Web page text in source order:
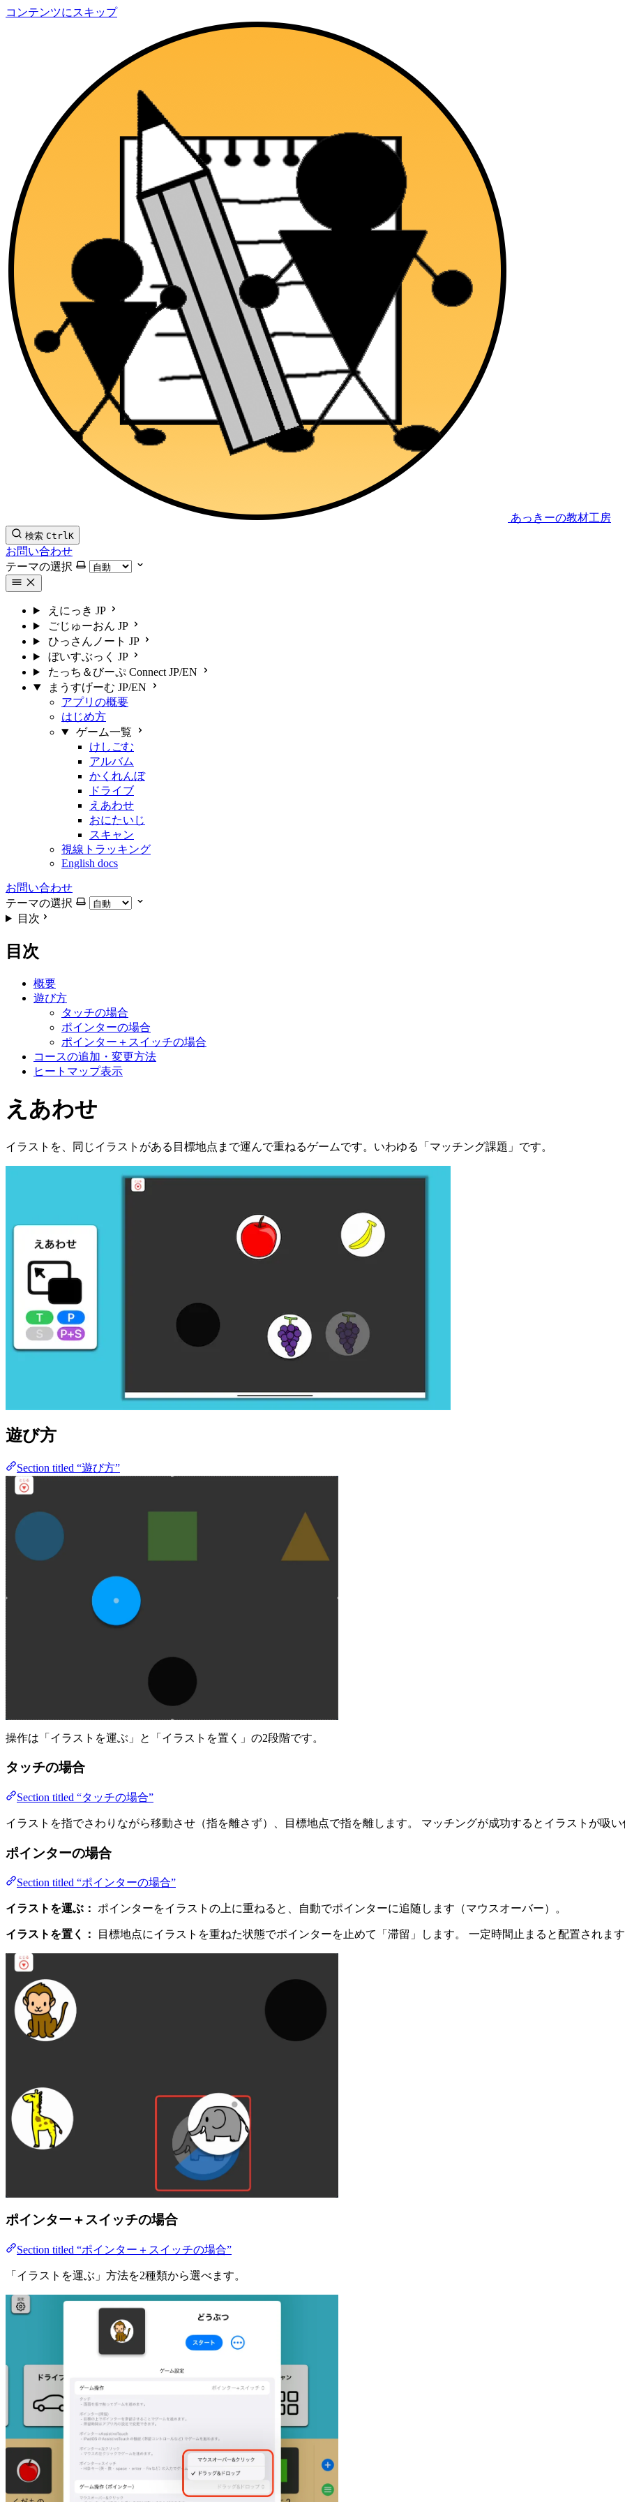
コンテンツにスキップ
あっきーの教材工房
検索 CtrlK
お問い合わせ
テーマの選択
えにっき JP
ごじゅーおん JP
ひっさんノート JP
ぼいすぶっく JP
たっち＆びーぷ Connect JP/EN
まうすげーむ JP/EN
アプリの概要
はじめ方
ゲーム一覧
けしごむ
アルバム
かくれんぼ
ドライブ
えあわせ
おにたいじ
スキャン
視線トラッキング
English docs
お問い合わせ
テーマの選択
目次
目次
概要
遊び方
タッチの場合
ポインターの場合
ポインター＋スイッチの場合
コースの追加・変更方法
ヒートマップ表示
えあわせ
イラストを、同じイラストがある目標地点まで運んで重ねるゲームです。いわゆる「マッチング課題」です。
遊び方
Section titled “遊び方”
操作は「イラストを運ぶ」と「イラストを置く」の2段階です。
タッチの場合
Section titled “タッチの場合”
イラストを指でさわりながら移動させ（指を離さず）、目標地点で指を離します。 マッチングが成功するとイラストが吸い
ポインターの場合
Section titled “ポインターの場合”
イラストを運ぶ： ポインターをイラストの上に重ねると、自動でポインターに追随します（マウスオーバー）。
イラストを置く： 目標地点にイラストを重ねた状態でポインターを止めて「滞留」します。 一定時間止まると配置されます
ポインター＋スイッチの場合
Section titled “ポインター＋スイッチの場合”
「イラストを運ぶ」方法を2種類から選べます。